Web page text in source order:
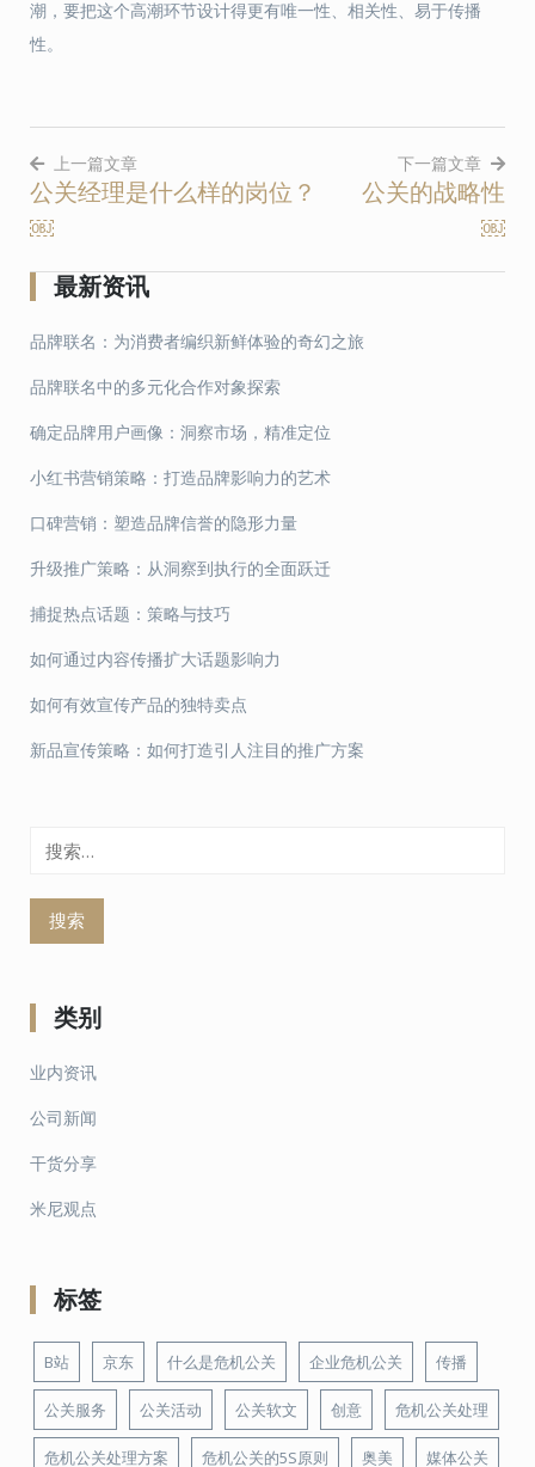
潮，要把这个高潮环节设计得更有唯一性、相关性、易于传播
性。
文
章
导
航
上一篇文章
公关经理是什么样的岗位？
￼
下一篇文章
公关的战略性
￼
最新资讯
品牌联名：为消费者编织新鲜体验的奇幻之旅
品牌联名中的多元化合作对象探索
确定品牌用户画像：洞察市场，精准定位
小红书营销策略：打造品牌影响力的艺术
口碑营销：塑造品牌信誉的隐形力量
升级推广策略：从洞察到执行的全面跃迁
捕捉热点话题：策略与技巧
如何通过内容传播扩大话题影响力
如何有效宣传产品的独特卖点
新品宣传策略：如何打造引人注目的推广方案
类别
业内资讯
公司新闻
干货分享
米尼观点
标签
B站 京东 什么是危机公关 企业危机公关 传播
公关服务 公关活动 公关软文 创意 危机公关处理
危机公关处理方案 危机公关的5S原则 奥美 媒体公关